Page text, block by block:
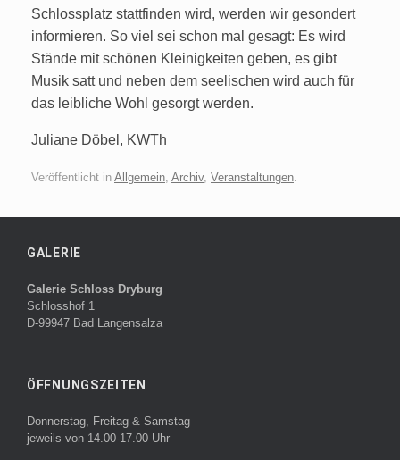
Schlossplatz stattfinden wird, werden wir gesondert
informieren. So viel sei schon mal gesagt: Es wird
Stände mit schönen Kleinigkeiten geben, es gibt
Musik satt und neben dem seelischen wird auch für
das leibliche Wohl gesorgt werden.
Juliane Döbel, KWTh
Veröffentlicht in Allgemein Archiv, Veranstaltungen
GALERIE
Galerie Schloss Dryburg
Schlosshof 1
D-99947 Bad Langensalza
ÖFFNUNGSZEITEN
Donnerstag, Freitag & Samstag
jeweils von 14.00-17.00 Uhr